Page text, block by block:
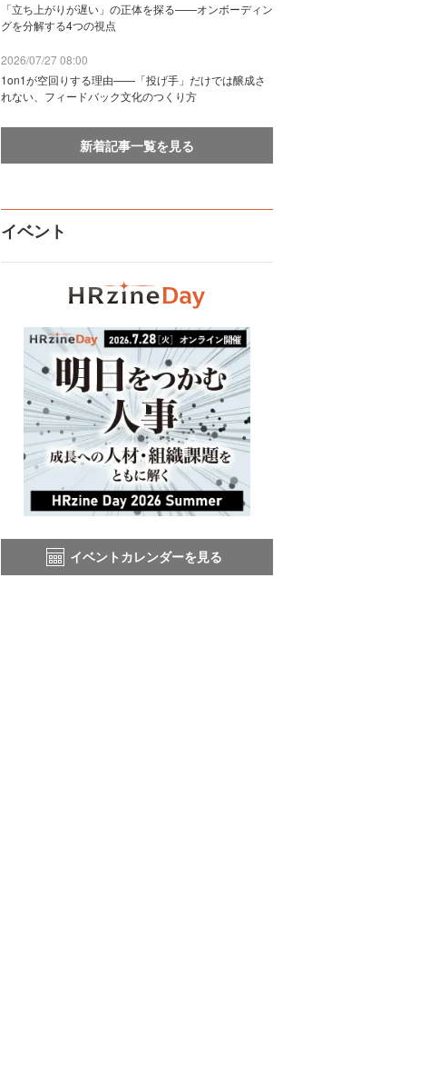
「立ち上がりが遅い」の正体を探る——オンボーディン
グを分解する4つの視点
2026/07/27 08:00
1on1が空回りする理由——「投げ手」だけでは醸成さ
れない、フィードバック文化のつくり方
新着記事一覧を見る
イベント
イベントカレンダーを見る